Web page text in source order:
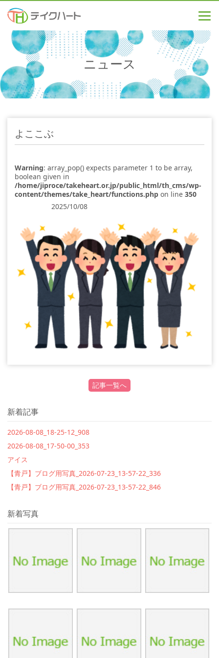
ニュース
よここぶ
Warning: array_pop() expects parameter 1 to be array,
boolean given in
/home/jiproce/takeheart.or.jp/public_html/th_cms/wp-
content/themes/take_heart/functions.php on line 350
2025/10/08
記事一覧へ
新着記事
2026-08-08_18-25-12_908
2026-08-08_17-50-00_353
アイス
【青戸】ブログ用写真_2026-07-23_13-57-22_336
【青戸】ブログ用写真_2026-07-23_13-57-22_846
新着写真